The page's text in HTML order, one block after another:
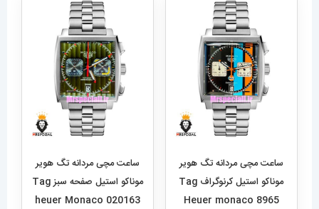
ساعت مچی مردانه تگ هویر
موناکو استیل کرنوگراف Tag
Heuer monaco 8965
ساعت مچی مردانه تگ هویر
موناکو استیل صفحه سبز Tag
heuer Monaco 020163